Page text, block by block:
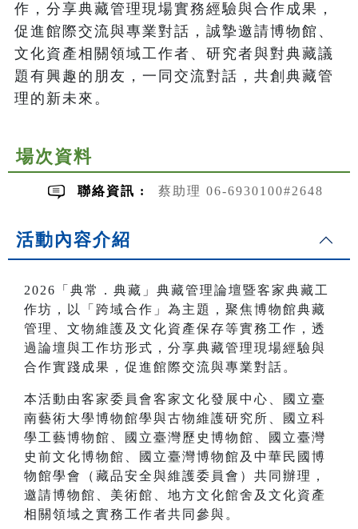
作，分享典藏管理現場實務經驗與合作成果，
促進館際交流與專業對話，誠摯邀請博物館、
文化資產相關領域工作者、研究者與對典藏議
題有興趣的朋友，一同交流對話，共創典藏管
理的新未來。
場次資料
聯絡資訊 : 蔡助理 06-6930100#2648
活動內容介紹
2026「典常．典藏」典藏管理論壇暨客家典藏工
作坊，以「跨域合作」為主題，聚焦博物館典藏
管理、文物維護及文化資產保存等實務工作，透
過論壇與工作坊形式，分享典藏管理現場經驗與
合作實踐成果，促進館際交流與專業對話。
本活動由客家委員會客家文化發展中心、國立臺
南藝術大學博物館學與古物維護研究所、國立科
學工藝博物館、國立臺灣歷史博物館、國立臺灣
史前文化博物館、國立臺灣博物館及中華民國博
物館學會（藏品安全與維護委員會）共同辦理，
邀請博物館、美術館、地方文化館舍及文化資產
相關領域之實務工作者共同參與。